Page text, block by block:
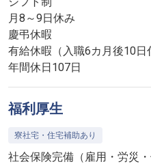
月8～9日休み
慶弔休暇
有給休暇（入職6カ月後10日
年間休日107日
福利厚生
寮社宅・住宅補助あり
社会保険完備（雇用・労災・